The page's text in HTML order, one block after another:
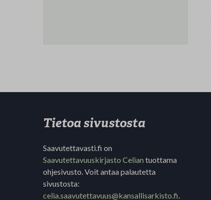
Tietoa sivustosta
Saavutettavasti.fi on
Saavutettavuuskirjasto Celian tuottama
ohjesivusto. Voit antaa palautetta
sivustosta:
celia.saavutettavuus@kansallisarkisto.fi